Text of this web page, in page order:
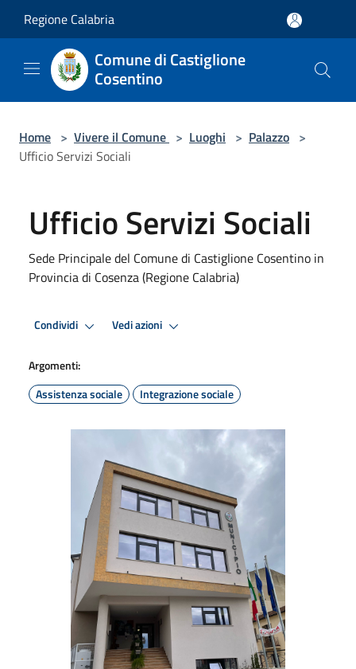
Regione Calabria
Comune di Castiglione
Cosentino
Home > Vivere il Comune > Luoghi > Palazzo >
Ufficio Servizi Sociali
Ufficio Servizi Sociali
Sede Principale del Comune di Castiglione Cosentino in
Provincia di Cosenza (Regione Calabria)
Condividi Vedi azioni
Argomenti:
Assistenza sociale
Integrazione sociale